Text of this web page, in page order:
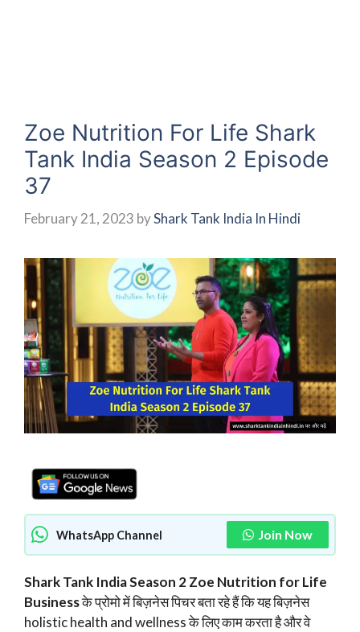
Zoe Nutrition For Life Shark
Tank India Season 2 Episode
37
February 21, 2023 byShark Tank India In Hindi
WhatsApp Channel Join Now
Shark Tank India Season 2 Zoe Nutrition for Life
Businessके प्रोमो में बिज़नेस पिचर बता रहे हैं कि यह बिज़नेस
holistic health and wellness के लिए काम करता है और वे